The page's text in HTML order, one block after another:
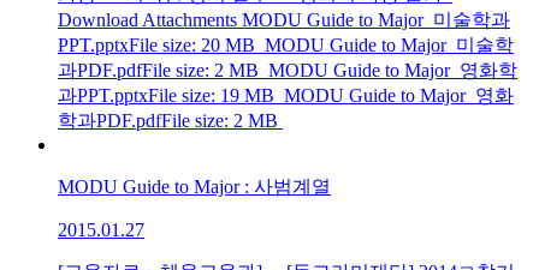
Download Attachments MODU Guide to Major_미술학과
PPT.pptxFile size: 20 MB MODU Guide to Major_미술학
과PDF.pdfFile size: 2 MB MODU Guide to Major_영화학
과PPT.pptxFile size: 19 MB MODU Guide to Major_영화
학과PDF.pdfFile size: 2 MB
MODU Guide to Major : 사범계열
2015.01.27